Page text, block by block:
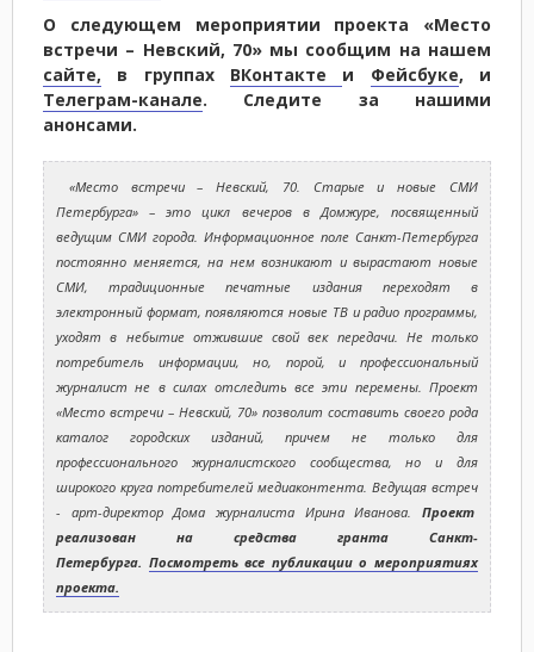
О следующем мероприятии проекта «Место
встречи – Невский, 70» мы сообщим на нашем
сайте, в группах ВКонтакте и Фейсбуке, и
Телеграм-канале. Следите за нашими
анонсами.
«Место встречи – Невский, 70. Старые и новые СМИ
Петербурга» – это цикл вечеров в Домжуре, посвященный
ведущим СМИ города. Информационное поле Санкт-Петербурга
постоянно меняется, на нем возникают и вырастают новые
СМИ, традиционные печатные издания переходят в
электронный формат, появляются новые ТВ и радио программы,
уходят в небытие отжившие свой век передачи. Не только
потребитель информации, но, порой, и профессиональный
журналист не в силах отследить все эти перемены. Проект
«Место встречи – Невский, 70» позволит составить своего рода
каталог городских изданий, причем не только для
профессионального журналистского сообщества, но и для
широкого круга потребителей медиаконтента. Ведущая встреч
- арт-директор Дома журналиста Ирина Иванова. Проект
реализован на средства гранта Санкт-
Петербурга. Посмотреть все публикации о мероприятиях
проекта.